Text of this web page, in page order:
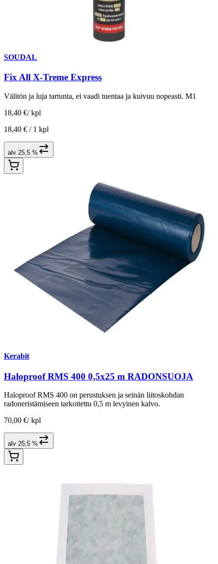
SOUDAL
Fix All X-Treme Express
Välitön ja luja tartunta, ei vaadi tuentaa ja kuivuu nopeasti. M1
18,40 €/ kpl
18,40 € / 1 kpl
alv 25,5 %
Kerabit
Haloproof RMS 400 0,5x25 m RADONSUOJA
Haloproof RMS 400 on perustuksen ja seinän liitoskohdan
radoneristämiseen tarkoitettu 0,5 m levyinen kalvo.
70,00 €/ kpl
alv 25,5 %